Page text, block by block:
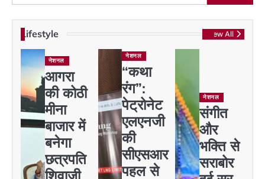
Lifestyle View All
नेशनल
आगरा
की कोठी
मीना
बाजार में
बनेगा
छत्रपति
नेशनल
“कथा
रंग”:
पेट्रोनेट
एलएनजी
की
सीएसआर
पहल से
नेशनल
संगीत
और
भक्ति से
सराबोर